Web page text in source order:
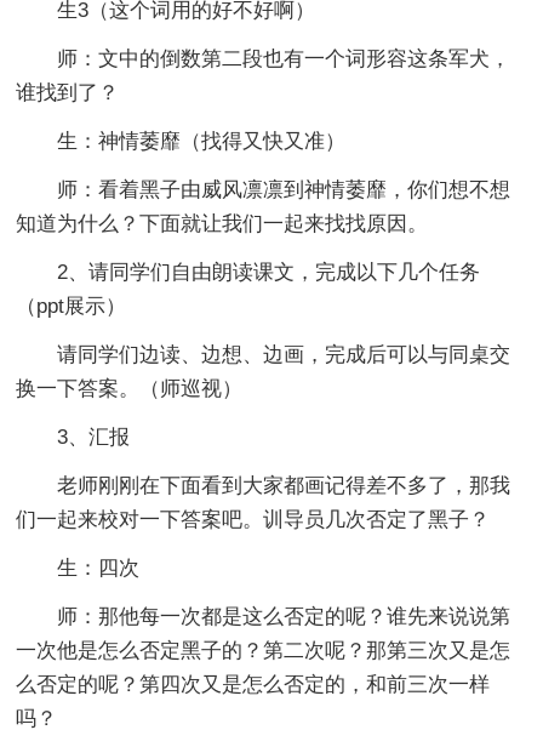
生3（这个词用的好不好啊）
师：文中的倒数第二段也有一个词形容这条军犬，
谁找到了？
生：神情萎靡（找得又快又准）
师：看着黑子由威风凛凛到神情萎靡，你们想不想
知道为什么？下面就让我们一起来找找原因。
2、请同学们自由朗读课文，完成以下几个任务
（ppt展示）
请同学们边读、边想、边画，完成后可以与同桌交
换一下答案。（师巡视）
3、汇报
老师刚刚在下面看到大家都画记得差不多了，那我
们一起来校对一下答案吧。训导员几次否定了黑子？
生：四次
师：那他每一次都是这么否定的呢？谁先来说说第
一次他是怎么否定黑子的？第二次呢？那第三次又是怎
么否定的呢？第四次又是怎么否定的，和前三次一样
吗？